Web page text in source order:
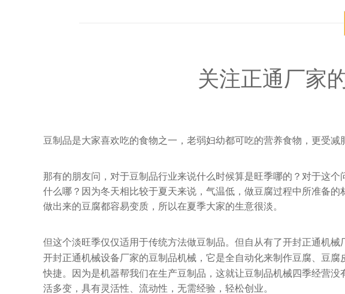
关注正通厂家
豆制品是大家喜欢吃的食物之一，老弱妇幼都可吃的营养食物，更受
那有的朋友问，对于豆制品行业来说什么时候算是旺季哪的？对于这
什么哪？因为冬天相比较于夏天来说，气温低，做豆腐过程中所准备
做出来的豆腐都容易变质，所以在夏季大家的生意很淡。
但这个淡旺季仅仅适用于传统方法做豆制品。但自从有了开封正通机械
开封正通机械设备厂家的豆制品机械，它是全自动化来制作豆腐、豆
快捷。因为是机器帮我们在生产豆制品，这就让豆制品机械四季经营
活多变，具有灵活性、流动性，无需经验，轻松创业。